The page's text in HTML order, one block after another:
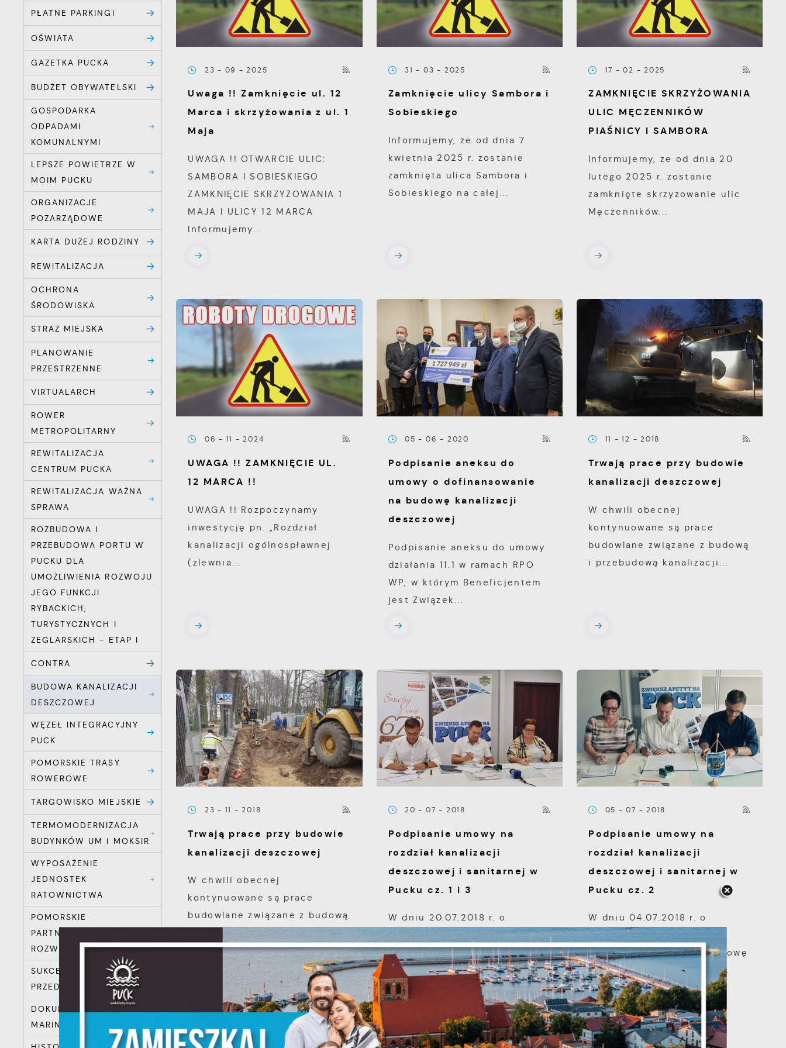
PŁATNE PARKINGI
OŚWIATA
GAZETKA PUCKA
BUDŻET OBYWATELSKI
GOSPODARKA
ODPADAMI
KOMUNALNYMI
LEPSZE POWIETRZE W
MOIM PUCKU
ORGANIZACJE
POZARZĄDOWE
KARTA DUŻEJ RODZINY
REWITALIZACJA
OCHRONA
ŚRODOWISKA
STRAŻ MIEJSKA
PLANOWANIE
PRZESTRZENNE
VIRTUALARCH
ROWER
METROPOLITARNY
REWITALIZACJA
CENTRUM PUCKA
REWITALIZACJA WAŻNA
SPRAWA
ROZBUDOWA I
PRZEBUDOWA PORTU W
PUCKU DLA
UMOŻLIWIENIA ROZWOJU
JEGO FUNKCJI
RYBACKICH,
TURYSTYCZNYCH I
ŻEGLARSKICH - ETAP I
CONTRA
BUDOWA KANALIZACJI
DESZCZOWEJ
WĘZEŁ INTEGRACYJNY
PUCK
POMORSKIE TRASY
ROWEROWE
TARGOWISKO MIEJSKIE
TERMOMODERNIZACJA
BUDYNKÓW UM I MOKSIR
WYPOSAŻENIE
JEDNOSTEK
RATOWNICTWA
POMORSKIE
PARTNERSTWO DLA
ROZWOJU E-USŁUG
SUKCES W
PRZEDSZKOLU
DOKUMENTACJA
MARINA PUCK
23 - 09 - 2025
Uwaga !! Zamknięcie ul. 12
Marca i skrzyżowania z ul. 1
Maja
UWAGA !! OTWARCIE ULIC:
SAMBORA I SOBIESKIEGO
ZAMKNIĘCIE SKRZYŻOWANIA 1
MAJA I ULICY 12 MARCA
Informujemy...
31 - 03 - 2025
Zamknięcie ulicy Sambora i
Sobieskiego
Informujemy, że od dnia 7
kwietnia 2025 r. zostanie
zamknięta ulica Sambora i
Sobieskiego na całej...
17 - 02 - 2025
ZAMKNIĘCIE SKRZYŻOWANIA
ULIC MĘCZENNIKÓW
PIAŚNICY I SAMBORA
Informujemy, że od dnia 20
lutego 2025 r. zostanie
zamknięte skrzyżowanie ulic
Męczenników...
06 - 11 - 2024
UWAGA !! ZAMKNIĘCIE UL.
12 MARCA !!
UWAGA !! Rozpoczynamy
inwestycję pn. „Rozdział
kanalizacji ogólnospławnej
(zlewnia...
05 - 06 - 2020
Podpisanie aneksu do
umowy o dofinansowanie
na budowę kanalizacji
deszczowej
Podpisanie aneksu do umowy
działania 11.1 w ramach RPO
WP, w którym Beneficjentem
jest Związek...
11 - 12 - 2018
Trwają prace przy budowie
kanalizacji deszczowej
W chwili obecnej
kontynuowane są prace
budowlane związane z budową
i przebudową kanalizacji...
23 - 11 - 2018
Trwają prace przy budowie
kanalizacji deszczowej
W chwili obecnej
kontynuowane są prace
budowlane związane z budową
i przebudową kanalizacji...
20 - 07 - 2018
Podpisanie umowy na
rozdział kanalizacji
deszczowej i sanitarnej w
Pucku cz. 1 i 3
W dniu 20.07.2018 r. o
godzinie 11.00 nastąpiło
podpisanie umów
dotyczących realizacji
zadania...
05 - 07 - 2018
Podpisanie umowy na
rozdział kanalizacji
deszczowej i sanitarnej w
Pucku cz. 2
W dniu 04.07.2018 r. o
godzinie 11.30 nastąpiło
podpisanie umowy na budowę
i przebudowę kanalizacji...
Ustawienia
Szanujemy Twoją prywatność. Możesz zmienić ustawienia cookies
lub zaakceptować je wszystkie. W dowolnym momencie możesz
dokonać zmiany swoich ustawień.
Niezbędne